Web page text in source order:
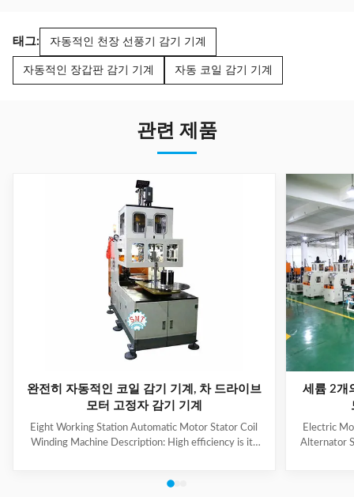
태그: 자동적인 천장 선풍기 감기 기계
자동적인 장갑판 감기 기계 자동 코일 감기 기계
관련 제품
완전히 자동적인 코일 감기 기계, 차 드라이브
모터 고정자 감기 기계
Eight Working Station Automatic Motor Stator Coil
Winding Machine Description: High efficiency is its
transfer former orderly, especially suitable for high
세륨 2개
Electric
Alternator